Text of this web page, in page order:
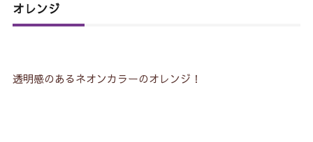
オレンジ
透明感のあるネオンカラーのオレンジ！